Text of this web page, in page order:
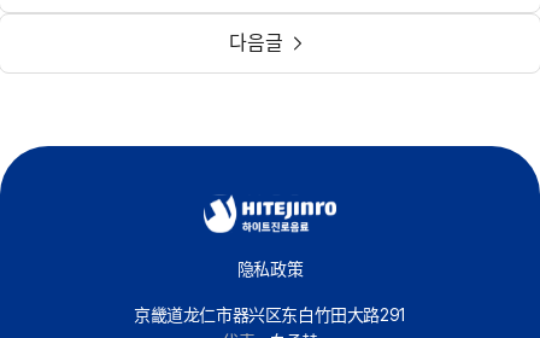
다음글
隐私政策
京畿道龙仁市器兴区东白竹田大路291